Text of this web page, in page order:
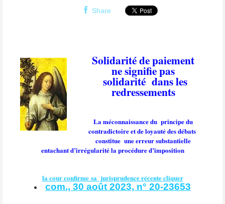
Share
Solidarité de paiement
ne signifie pas
solidarité dans les
redressements
La méconnaissance du principe du
contradictoire et de loyauté des débats
constitue une erreur substantielle
entachant d’irrégularité la procédure d’imposition
la cour confirme sa jurisprudence récente cliquer
com., 30 août 2023, n° 20-23653